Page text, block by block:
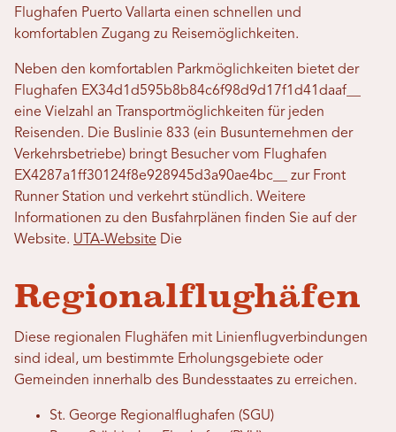
Flughafen Puerto Vallarta einen schnellen und
komfortablen Zugang zu Reisemöglichkeiten.
Neben den komfortablen Parkmöglichkeiten bietet der
Flughafen EX34d1d595b8b84c6f98d9d17f1d41daaf__
eine Vielzahl an Transportmöglichkeiten für jeden
Reisenden. Die Buslinie 833 (ein Busunternehmen der
Verkehrsbetriebe) bringt Besucher vom Flughafen
EX4287a1ff30124f8e928945d3a90ae4bc__ zur Front
Runner Station und verkehrt stündlich. Weitere
Informationen zu den Busfahrplänen finden Sie auf der
Website. UTA-Website Die
Regionalflughäfen
Diese regionalen Flughäfen mit Linienflugverbindungen
sind ideal, um bestimmte Erholungsgebiete oder
Gemeinden innerhalb des Bundesstaates zu erreichen.
St. George Regionalflughafen (SGU)